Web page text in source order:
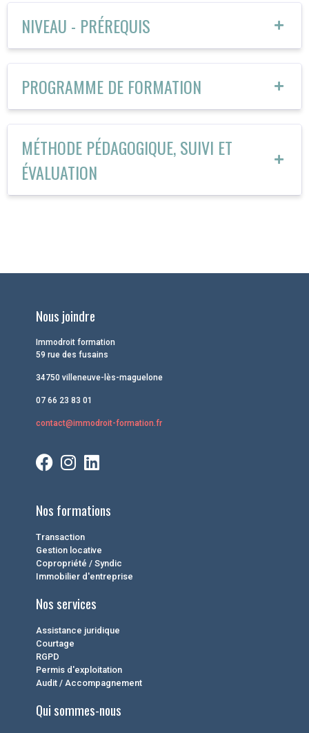
NIVEAU - PRÉREQUIS
PROGRAMME DE FORMATION
MÉTHODE PÉDAGOGIQUE, SUIVI ET
ÉVALUATION
Nous joindre
Immodroit formation
59 rue des fusains
34750 villeneuve-lès-maguelone
07 66 23 83 01
contact@immodroit-formation.fr
Nos formations
Transaction
Gestion locative
Copropriété / Syndic
Immobilier d'entreprise
Nos services
Assistance juridique
Courtage
RGPD
Permis d'exploitation
Audit / Accompagnement
Qui sommes-nous